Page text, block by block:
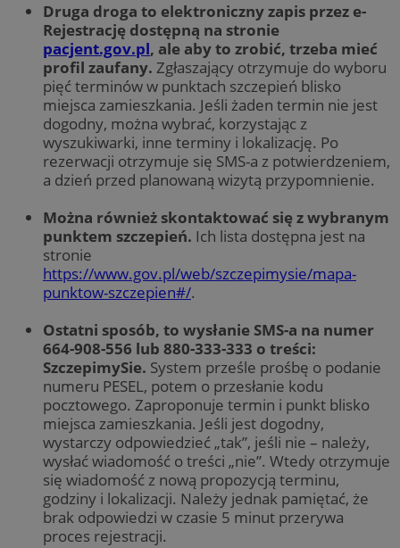
Druga droga to elektroniczny zapis przez e-
Rejestrację dostępną na stronie
pacjent.gov.pl, ale aby to zrobić, trzeba mieć
profil zaufany. Zgłaszający otrzymuje do wyboru
pięć terminów w punktach szczepień blisko
miejsca zamieszkania. Jeśli żaden termin nie jest
dogodny, można wybrać, korzystając z
wyszukiwarki, inne terminy i lokalizację. Po
rezerwacji otrzymuje się SMS-a z potwierdzeniem,
a dzień przed planowaną wizytą przypomnienie.
Można również skontaktować się z wybranym
punktem szczepień. Ich lista dostępna jest na
stronie
https://www.gov.pl/web/szczepimysie/mapa-
punktow-szczepien#/.
Ostatni sposób, to wysłanie SMS-a na numer
664-908-556 lub 880-333-333 o treści:
SzczepimySie. System prześle prośbę o podanie
numeru PESEL, potem o przesłanie kodu
pocztowego. Zaproponuje termin i punkt blisko
miejsca zamieszkania. Jeśli jest dogodny,
wystarczy odpowiedzieć „tak”, jeśli nie – należy,
wysłać wiadomość o treści „nie”. Wtedy otrzymuje
się wiadomość z nową propozycją terminu,
godziny i lokalizacji. Należy jednak pamiętać, że
brak odpowiedzi w czasie 5 minut przerywa
proces rejestracji.